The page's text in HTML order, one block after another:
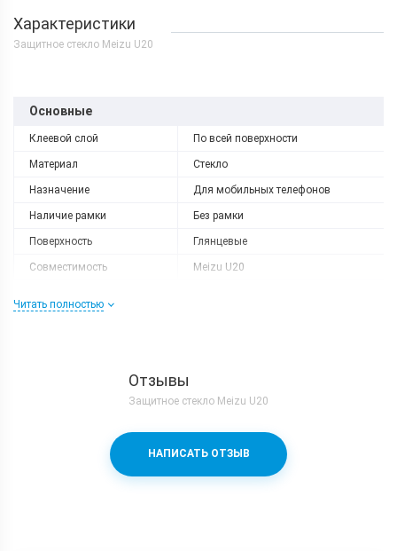
Характеристики
Защитное стекло Meizu U20
Основные
Клеевой слой По всей поверхности
Материал Стекло
Назначение Для мобильных телефонов
Наличие рамки Без рамки
Поверхность Глянцевые
Совместимость Meizu U20
Читать полностью
Отзывы
Защитное стекло Meizu U20
НАПИСАТЬ ОТЗЫВ